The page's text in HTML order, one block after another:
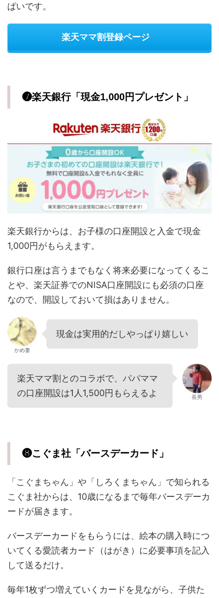
ぱいです。
楽天ママ割登録ページ
❼楽天銀行「現金1,000円プレゼント」
楽天銀行からは、お子様の口座開設と入金で現金
1,000円がもらえます。
銀行口座は言うまでもなく将来必要になってくるこ
とや、楽天証券でのNISA口座開設にも必須の口座
なので、開設しておいて損はありません。
かめ妻
現金は実用的だしやっぱり嬉しい
楽天ママ割とのコラボで、パパママ
の口座開設は1人1,500円もらえるよ
長男
❽こぐま社「バースデーカード」
「こぐまちゃん」や「しろくまちゃん」で知られる
こぐま社からは、10歳になるまで毎年バースデーカ
ードが届きます。
バースデーカードをもらうには、絵本の購入時につ
いてくる愛読者カード（はがき）に必要事項を記入
して送るだけ。
毎年1枚ずつ増えていくカードを見ながら、子供た